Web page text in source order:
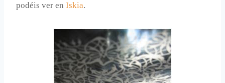
podéis ver en Iskia.